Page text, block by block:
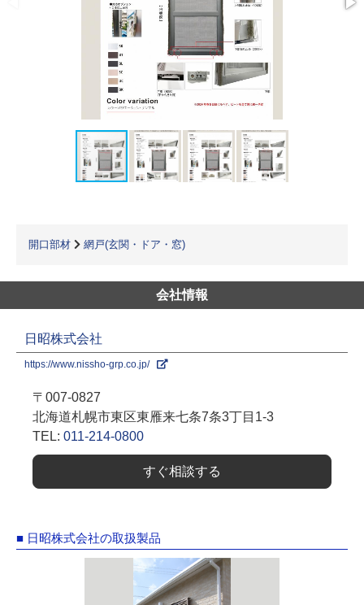
開口部材 網戸(玄関・ドア・窓)
会社情報
日昭株式会社
https://www.nissho-grp.co.jp/
〒007-0827
北海道札幌市東区東雁来七条7条3丁目1-3
TEL: 011-214-0800
すぐ相談する
■ 日昭株式会社の取扱製品